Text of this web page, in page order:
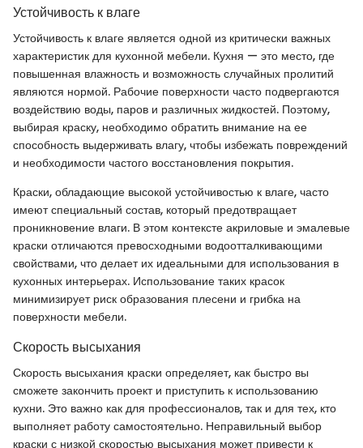
Устойчивость к влаге
Устойчивость к влаге является одной из критически важных
характеристик для кухонной мебели. Кухня — это место, где
повышенная влажность и возможность случайных пролитий
являются нормой. Рабочие поверхности часто подвергаются
воздействию воды, паров и различных жидкостей. Поэтому,
выбирая краску, необходимо обратить внимание на ее
способность выдерживать влагу, чтобы избежать повреждений
и необходимости частого восстановления покрытия.
Краски, обладающие высокой устойчивостью к влаге, часто
имеют специальный состав, который предотвращает
проникновение влаги. В этом контексте акриловые и эмалевые
краски отличаются превосходными водоотталкивающими
свойствами, что делает их идеальными для использования в
кухонных интерьерах. Использование таких красок
минимизирует риск образования плесени и грибка на
поверхности мебели.
Скорость высыхания
Скорость высыхания краски определяет, как быстро вы
сможете закончить проект и приступить к использованию
кухни. Это важно как для профессионалов, так и для тех, кто
выполняет работу самостоятельно. Неправильный выбор
краски с низкой скоростью высыхания может привести к